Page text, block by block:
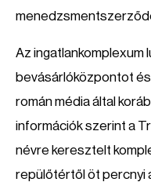
Az ingatlankomplexum
bevásárlóközpontot
román média által
információk szerint a
névre keresztelt
repülőtértől öt percnyi